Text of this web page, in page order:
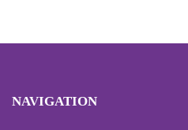
NAVIGATION